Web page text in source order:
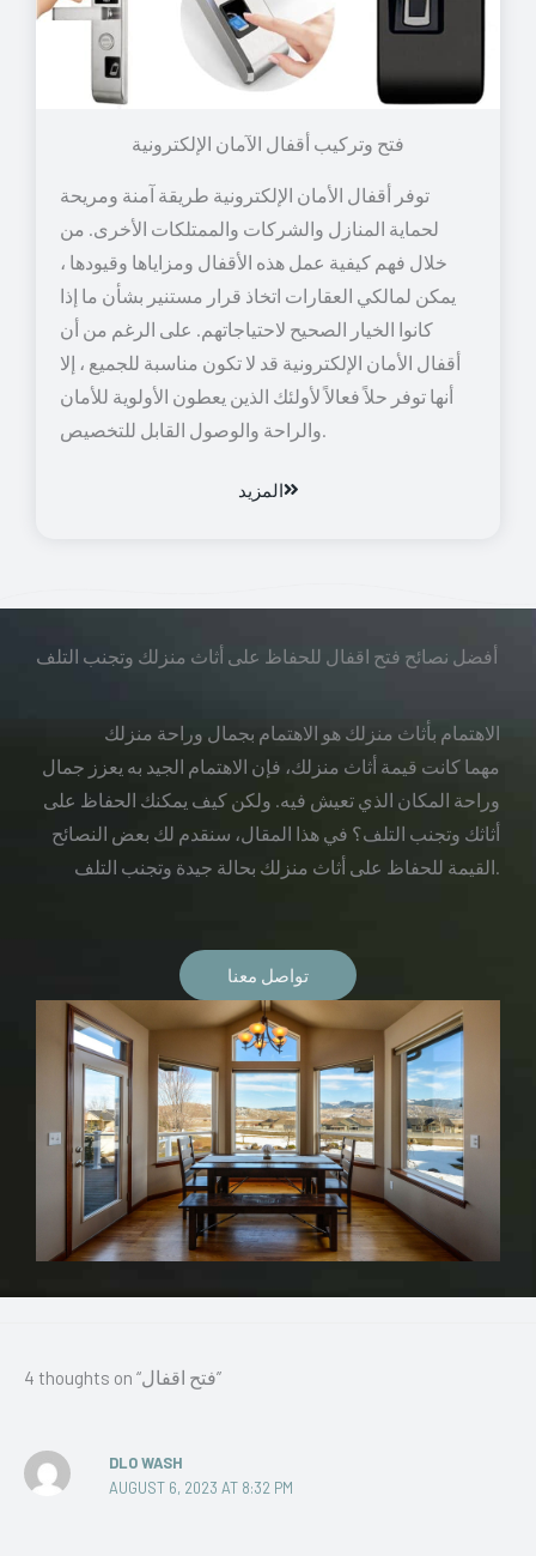
توفر أقفال الأمان الإلكترونية طريقة آمنة ومريحة
لحماية المنازل والشركات والممتلكات الأخرى. من
خلال فهم كيفية عمل هذه الأقفال ومزاياها وقيودها ،
يمكن لمالكي العقارات اتخاذ قرار مستنير بشأن ما إذا
كانوا الخيار الصحيح لاحتياجاتهم. على الرغم من أن
أقفال الأمان الإلكترونية قد لا تكون مناسبة للجميع ، إلا
أنها توفر حلاً فعالاً لأولئك الذين يعطون الأولوية للأمان
والراحة والوصول القابل للتخصيص.
المزيد
أفضل نصائح فتح اقفال للحفاظ على أثاث منزلك وتجنب التلف
الاهتمام بأثاث منزلك هو الاهتمام بجمال وراحة منزلك
مهما كانت قيمة أثاث منزلك، فإن الاهتمام الجيد به يعزز جمال
وراحة المكان الذي تعيش فيه. ولكن كيف يمكنك الحفاظ على
أثاثك وتجنب التلف؟ في هذا المقال، سنقدم لك بعض النصائح
القيمة للحفاظ على أثاث منزلك بحالة جيدة وتجنب التلف.
تواصل معنا
4 thoughts on “فتح اقفال”
DLO WASH
AUGUST 6, 2023 AT 8:32 PM